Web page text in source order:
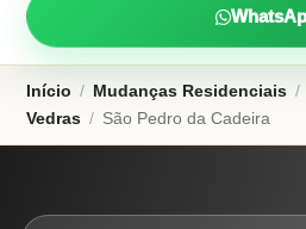
Início / Mudanças Residenciais /
Vedras / São Pedro da Cadeira